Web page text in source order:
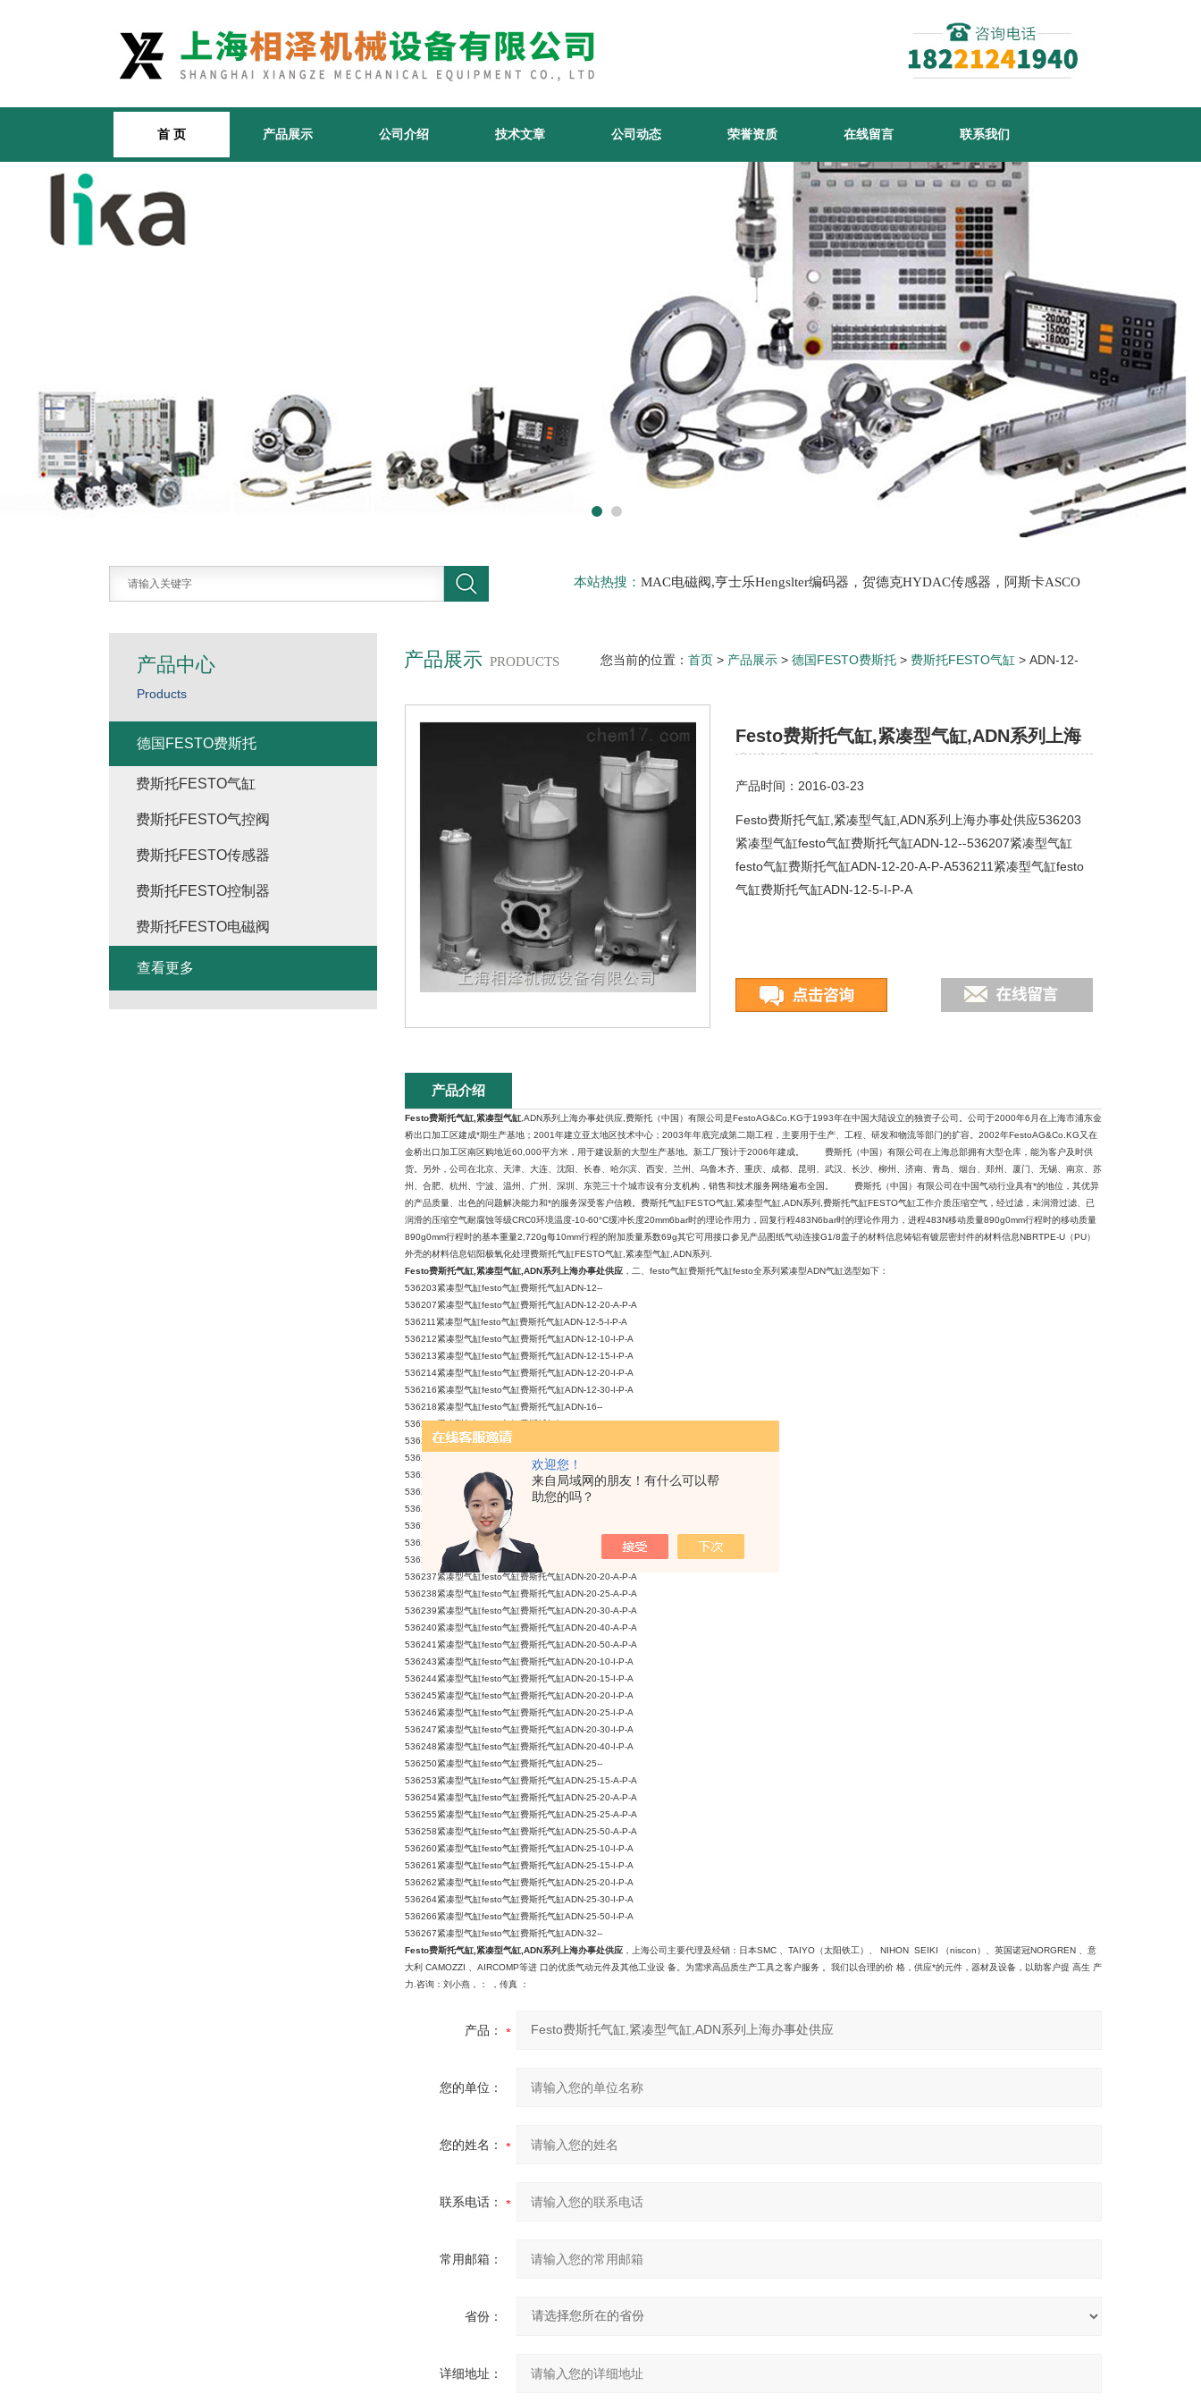
欢迎您！
来自局域网的朋友！有什么可以帮
助您的吗？
首 页 产品展示 公司介绍 技术文章 公司动态 荣誉资质 在线留言 联系我们
本站热搜： MAC电磁阀,亨士乐Hengslter编码器，贺德克HYDAC传感器，阿斯卡ASCO
产品展示 PRODUCTS 您当前的位置： 首页 > 产品展示 > 德国FESTO费斯托 > 费斯托FESTO气缸 > ADN-12-
Festo费斯托气缸,紧凑型气缸,ADN系列上海
产品时间：2016-03-23
Festo费斯托气缸,紧凑型气缸,ADN系列上海办事处供应536203
紧凑型气缸festo气缸费斯托气缸ADN-12--536207紧凑型气缸
festo气缸费斯托气缸ADN-12-20-A-P-A536211紧凑型气缸festo
气缸费斯托气缸ADN-12-5-I-P-A
产品介绍
Festo费斯托气缸,紧凑型气缸 ,ADN系列上海办事处供应,费斯托（中国）有限公司是FestoAG&Co.KG于1993年在中国大陆设立的独资子公司。公司于2000年6月在上海市浦东金
桥出口加工区建成*期生产基地；2001年建立亚太地区技术中心；2003年年底完成第二期工程，主要用于生产、工程、研发和物流等部门的扩容。2002年FestoAG&Co.KG又在
金桥出口加工区南区购地近60,000平方米，用于建设新的大型生产基地。新工厂预计于2006年建成。 费斯托（中国）有限公司在上海总部拥有大型仓库，能为客户及时供
货。另外，公司在北京、天津、大连、沈阳、长春、哈尔滨、西安、兰州、乌鲁木齐、重庆、成都、昆明、武汉、长沙、柳州、济南、青岛、烟台、郑州、厦门、无锡、南京、苏
州、合肥、杭州、宁波、温州、广州、深圳、东莞三十个城市设有分支机构，销售和技术服务网络遍布全国。 费斯托（中国）有限公司在中国气动行业具有*的地位，其优异
的产品质量、出色的问题解决能力和*的服务深受客户信赖。费斯托气缸FESTO气缸,紧凑型气缸,ADN系列,费斯托气缸FESTO气缸工作介质压缩空气，经过滤，未润滑过滤、已
润滑的压缩空气耐腐蚀等级CRC0环境温度-10-60°C缓冲长度20mm6bar时的理论作用力，回复行程483N6bar时的理论作用力，进程483N移动质量890g0mm行程时的移动质量
890g0mm行程时的基本重量2,720g每10mm行程的附加质量系数69g其它可用接口参见产品图纸气动连接G1/8盖子的材料信息铸铝有镀层密封件的材料信息NBRTPE-U（PU）
外壳的材料信息铝阳极氧化处理费斯托气缸FESTO气缸,紧凑型气缸,ADN系列.
Festo费斯托气缸,紧凑型气缸,ADN系列上海办事处供应 ，二、festo气缸费斯托气缸festo全系列紧凑型ADN气缸选型如下：
536203紧凑型气缸festo气缸费斯托气缸ADN-12--
536207紧凑型气缸festo气缸费斯托气缸ADN-12-20-A-P-A
536211紧凑型气缸festo气缸费斯托气缸ADN-12-5-I-P-A
536212紧凑型气缸festo气缸费斯托气缸ADN-12-10-I-P-A
536213紧凑型气缸festo气缸费斯托气缸ADN-12-15-I-P-A
536214紧凑型气缸festo气缸费斯托气缸ADN-12-20-I-P-A
536216紧凑型气缸festo气缸费斯托气缸ADN-12-30-I-P-A
536218紧凑型气缸festo气缸费斯托气缸ADN-16--
536221紧凑型气缸festo气缸费斯托气缸ADN-16-15-A-P-A
536222紧凑型气缸festo气缸费斯托气缸ADN-16-20-A-P-A
536224紧凑型气缸festo气缸费斯托气缸ADN-16-30-A-P-A
536225紧凑型气缸festo气缸费斯托气缸ADN-16-40-A-P-A
536228紧凑型气缸festo气缸费斯托气缸ADN-16-15-I-P-A
536229紧凑型气缸festo气缸费斯托气缸ADN-16-20-I-P-A
536233紧凑型气缸festo气缸费斯托气缸ADN-20--
536234紧凑型气缸festo气缸费斯托气缸ADN-20-5-A-P-A
536235紧凑型气缸festo气缸费斯托气缸ADN-20-10-A-P-A
536237紧凑型气缸festo气缸费斯托气缸ADN-20-20-A-P-A
536238紧凑型气缸festo气缸费斯托气缸ADN-20-25-A-P-A
536239紧凑型气缸festo气缸费斯托气缸ADN-20-30-A-P-A
536240紧凑型气缸festo气缸费斯托气缸ADN-20-40-A-P-A
536241紧凑型气缸festo气缸费斯托气缸ADN-20-50-A-P-A
536243紧凑型气缸festo气缸费斯托气缸ADN-20-10-I-P-A
536244紧凑型气缸festo气缸费斯托气缸ADN-20-15-I-P-A
536245紧凑型气缸festo气缸费斯托气缸ADN-20-20-I-P-A
536246紧凑型气缸festo气缸费斯托气缸ADN-20-25-I-P-A
536247紧凑型气缸festo气缸费斯托气缸ADN-20-30-I-P-A
536248紧凑型气缸festo气缸费斯托气缸ADN-20-40-I-P-A
536250紧凑型气缸festo气缸费斯托气缸ADN-25--
536253紧凑型气缸festo气缸费斯托气缸ADN-25-15-A-P-A
536254紧凑型气缸festo气缸费斯托气缸ADN-25-20-A-P-A
536255紧凑型气缸festo气缸费斯托气缸ADN-25-25-A-P-A
536258紧凑型气缸festo气缸费斯托气缸ADN-25-50-A-P-A
536260紧凑型气缸festo气缸费斯托气缸ADN-25-10-I-P-A
536261紧凑型气缸festo气缸费斯托气缸ADN-25-15-I-P-A
536262紧凑型气缸festo气缸费斯托气缸ADN-25-20-I-P-A
536264紧凑型气缸festo气缸费斯托气缸ADN-25-30-I-P-A
536266紧凑型气缸festo气缸费斯托气缸ADN-25-50-I-P-A
536267紧凑型气缸festo气缸费斯托气缸ADN-32--
Festo费斯托气缸,紧凑型气缸,ADN系列上海办事处供应 ，上海公司主要代理及经销：日本SMC 、TAIYO（太阳铁工）、 NIHON SEIKI （niscon）、英国诺冠NORGREN 、意
大利 CAMOZZI 、AIRCOMP等进 口的优质气动元件及其他工业设 备。为需求高品质生产工具之客户服务 。我们以合理的价 格，供应*的元件，器材及设备，以助客户提 高生 产
力.咨询：刘小燕，： ，传真 ：
产品：
您的单位：
您的姓名：
联系电话：
常用邮箱：
省份：
详细地址：
产品中心
Products
德国FESTO费斯托
费斯托FESTO气缸
费斯托FESTO气控阀
费斯托FESTO传感器
费斯托FESTO控制器
费斯托FESTO电磁阀
查看更多